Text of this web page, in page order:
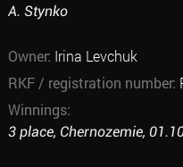
A. Stynko
Owner: Irina Levchuk
RKF / registration number:
Winnings:
3 place, Chernozemie,